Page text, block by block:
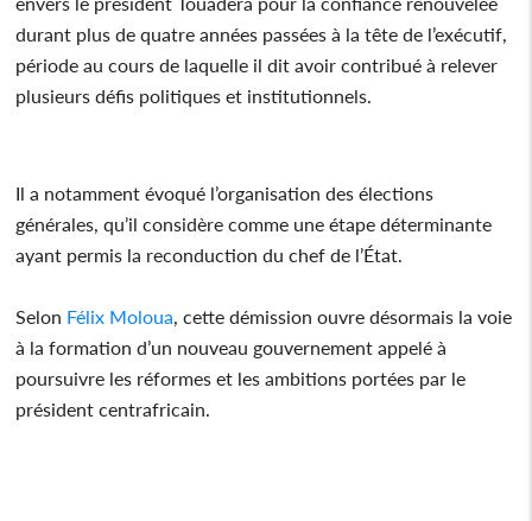
durant plus de quatre années passées à la tête de l’exécutif,
période au cours de laquelle il dit avoir contribué à relever
plusieurs défis politiques et institutionnels.
Il a notamment évoqué l’organisation des élections
générales, qu’il considère comme une étape déterminante
ayant permis la reconduction du chef de l’État.
Selon Félix Moloua , cette démission ouvre désormais la voie
à la formation d’un nouveau gouvernement appelé à
poursuivre les réformes et les ambitions portées par le
président centrafricain.